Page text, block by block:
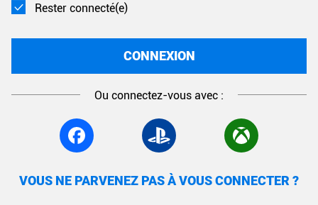
Rester connecté(e)
CONNEXION
Ou connectez-vous avec :
VOUS NE PARVENEZ PAS À VOUS CONNECTER ?